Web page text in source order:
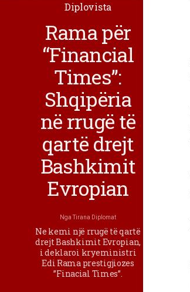
Diplovista
Rama për
“Financial
Times”:
Shqipëria
në rrugë të
qartë drejt
Bashkimit
Evropian
NgaTirana Diplomat
Ne kemi një rrugë të qartë
drejt Bashkimit Evropian,
i deklaroi kryeministri
Edi Rama prestigjiozes
”Finacial Times”.